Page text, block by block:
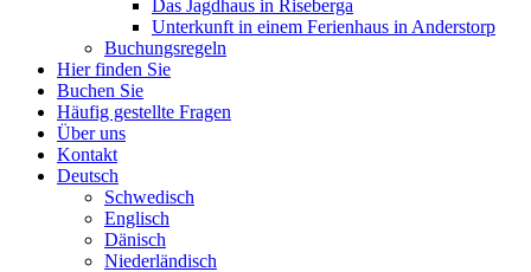
Das Jagdhaus in Riseberga
Unterkunft in einem Ferienhaus in Anderstorp
Buchungsregeln
Hier finden Sie
Buchen Sie
Häufig gestellte Fragen
Über uns
Kontakt
Deutsch
Schwedisch
Englisch
Dänisch
Niederländisch